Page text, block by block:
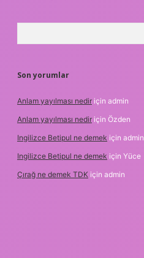
Son yorumlar
Anlam yayılması nedir için admin
Anlam yayılması nedir için Özden
Ingilizce Betipul ne demek için admin
Ingilizce Betipul ne demek için Yüce
Çırağ ne demek TDK için admin